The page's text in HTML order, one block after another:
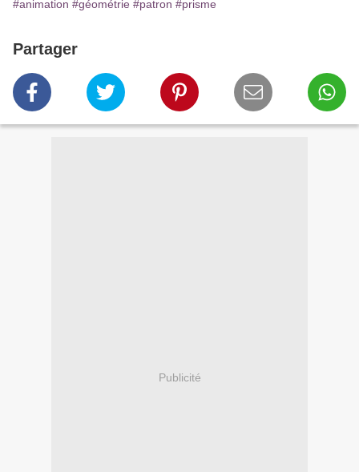
#animation #géométrie #patron #prisme
Partager
Publicité